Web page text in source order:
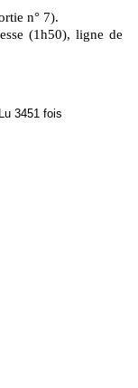
n° 7).
(1h50), ligne de
3451 fois